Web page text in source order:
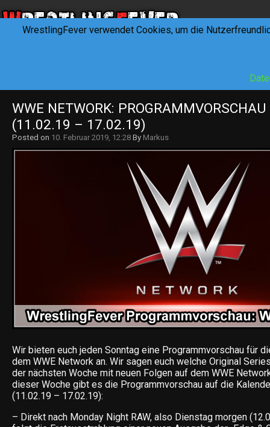
WWE NETWORK:
(11.02.19 – 17.02.19)
Posted on 10. Februar 2019, 12:28 By Markus
Wir bieten euch jeden Sonntag eine Programmvorschau für
dem WWE Network an. Wir sagen euch welche Original
der nächsten Woche mit neuen Folgen auf dem WWE
dieser Woche gibt es die Programmvorschau auf die
(11.02.19 – 17.02.19):
– Direkt nach Monday Night RAW, also Dienstag morgen
WrestlingFever verwendet Cookies, um die